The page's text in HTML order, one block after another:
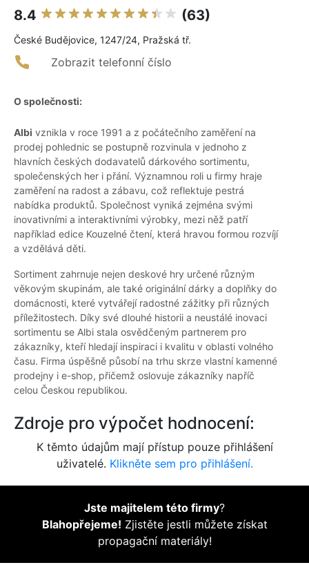
8.4 (63)
České Budějovice, 1247/24, Pražská tř.
Zobrazit telefonní číslo
O společnosti:
Albi vznikla v roce 1991 a z počátečního zaměření na
prodej pohlednic se postupně rozvinula v jednoho z
hlavních českých dodavatelů dárkového sortimentu,
společenských her i přání. Významnou roli u firmy hraje
zaměření na radost a zábavu, což reflektuje pestrá
nabídka produktů. Společnost vyniká zejména svými
inovativními a interaktivními výrobky, mezi něž patří
například edice Kouzelné čtení, která hravou formou rozvíjí
a vzdělává děti.
Sortiment zahrnuje nejen deskové hry určené různým
věkovým skupinám, ale také originální dárky a doplňky do
domácnosti, které vytvářejí radostné zážitky při různých
příležitostech. Díky své dlouhé historii a neustálé inovaci
sortimentu se Albi stala osvědčeným partnerem pro
zákazníky, kteří hledají inspiraci i kvalitu v oblasti volného
času. Firma úspěšně působí na trhu skrze vlastní kamenné
prodejny i e-shop, přičemž oslovuje zákazníky napříč
celou Českou republikou.
Zdroje pro výpočet hodnocení:
K těmto údajům mají přístup pouze přihlášení
uživatelé. Klikněte sem pro přihlášení.
Jste majitelem této firmy?
Blahopřejeme! Zjistěte jestli můžete získat
propagační materiály!